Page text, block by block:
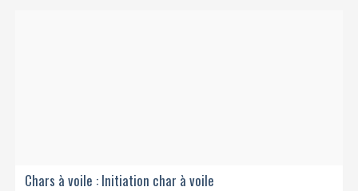
Chars à voile : Initiation char à voile